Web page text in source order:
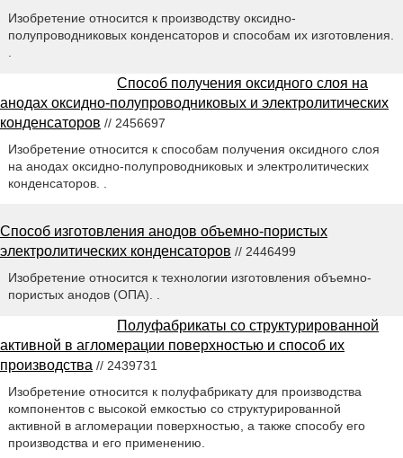
Изобретение относится к производству оксидно-
полупроводниковых конденсаторов и способам их изготовления.
Способ получения оксидного слоя на
анодах оксидно-полупроводниковых и электролитических
конденсаторов // 2456697
Изобретение относится к способам получения оксидного слоя
на анодах оксидно-полупроводниковых и электролитических
конденсаторов. .
Способ изготовления анодов объемно-пористых
электролитических конденсаторов // 2446499
Изобретение относится к технологии изготовления объемно-
пористых анодов (ОПА). .
Полуфабрикаты со структурированной
активной в агломерации поверхностью и способ их
производства // 2439731
Изобретение относится к полуфабрикату для производства
компонентов с высокой емкостью со структурированной
активной в агломерации поверхностью, а также способу его
производства и его применению.